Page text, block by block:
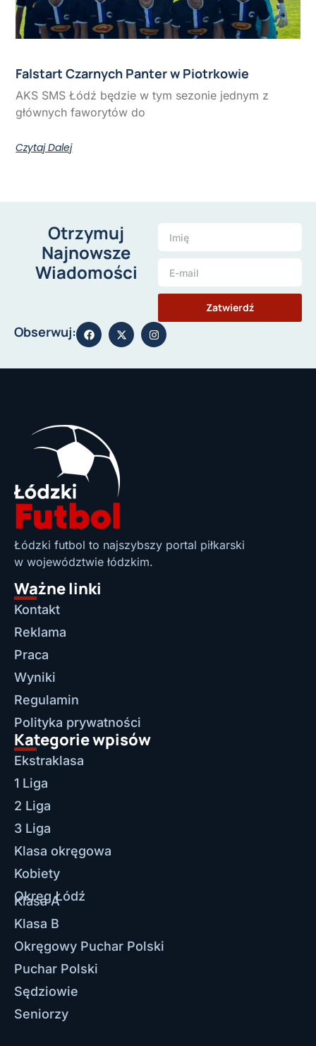
Falstart Czarnych Panter w Piotrkowie
AKS SMS Łódź będzie w tym sezonie jednym z
głównych faworytów do
Czytaj Dalej
Otrzymuj
Najnowsze
Wiadomości
Zatwierdź
Obserwuj:
Łódzki futbol to najszybszy portal piłkarski
w województwie łódzkim.
Ważne linki
Kontakt
Reklama
Praca
Wyniki
Regulamin
Polityka prywatności
Kategorie wpisów
Ekstraklasa
1 Liga
2 Liga
3 Liga
Klasa okręgowa
Kobiety
Okręg Łódź
Klasa A
Klasa B
Okręgowy Puchar Polski
Puchar Polski
Sędziowie
Seniorzy